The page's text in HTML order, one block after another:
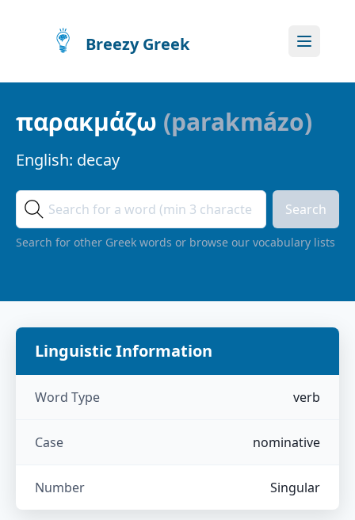
Breezy Greek
παρακμάζω (parakmázo)
English: decay
Search
Search for other Greek words or browse our vocabulary lists
Linguistic Information
Word Type verb
Case nominative
Number Singular